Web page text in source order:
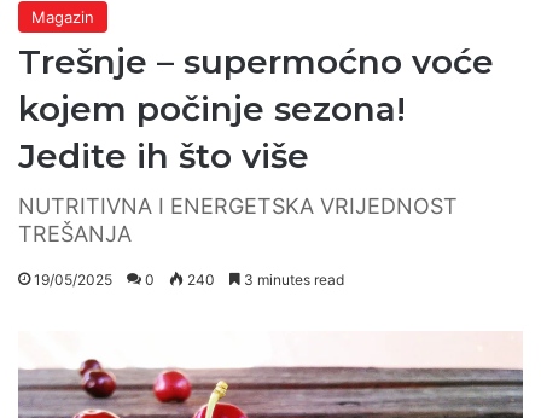
Magazin
Trešnje – supermoćno voće
kojem počinje sezona!
Jedite ih što više
NUTRITIVNA I ENERGETSKA VRIJEDNOST
TREŠANJA
19/05/2025 0 240 3 minutes read